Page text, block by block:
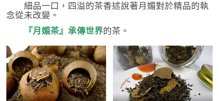
細品一口，四溢的茶香述說著月媚對於精品的執
念從未改變。
『月媚茶』承傳世界的茶。